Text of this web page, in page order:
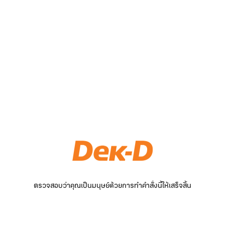
ตรวจสอบว่าคุณเป็นมนุษย์ด้วยการทำคำสั่งนี้ให้เสร็จสิ้น